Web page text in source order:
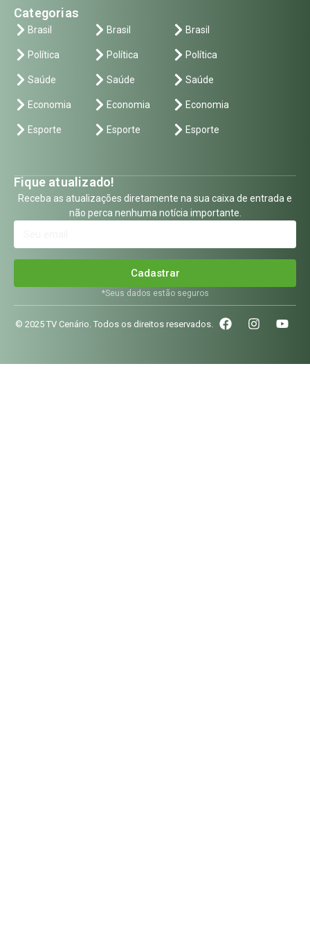
Categorias
Brasil
Política
Saúde
Economia
Esporte
Brasil
Política
Saúde
Economia
Esporte
Brasil
Política
Saúde
Economia
Esporte
Fique atualizado!
Receba as atualizações diretamente na sua caixa de entrada e
não perca nenhuma notícia importante.
Cadastrar
*Seus dados estão seguros
© 2025 TV Cenário. Todos os direitos reservados.